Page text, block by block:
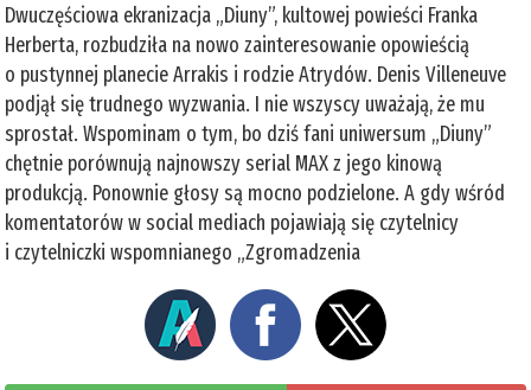
Dwuczęściowa ekranizacja „Diuny”, kultowej powieści Franka
Herberta, rozbudziła na nowo zainteresowanie opowieścią
o pustynnej planecie Arrakis i rodzie Atrydów. Denis Villeneuve
podjął się trudnego wyzwania. I nie wszyscy uważają, że mu
sprostał. Wspominam o tym, bo dziś fani uniwersum „Diuny”
chętnie porównują najnowszy serial MAX z jego kinową
produkcją. Ponownie głosy są mocno podzielone. A gdy wśród
komentatorów w social mediach pojawiają się czytelnicy
i czytelniczki wspomnianego „Zgromadzenia